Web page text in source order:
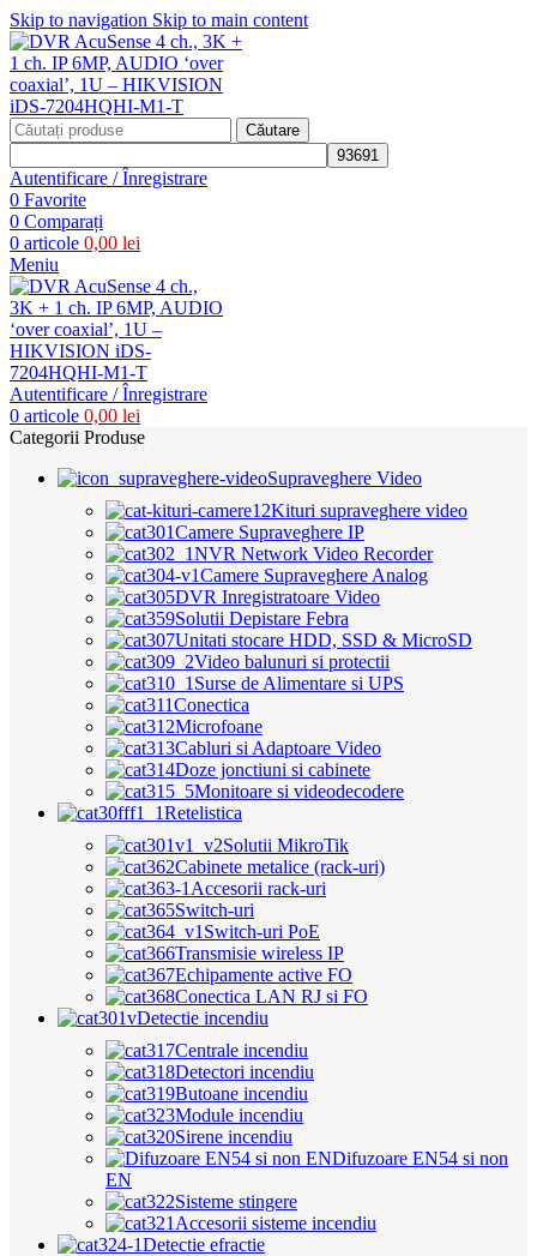
Skip to navigation Skip to main content
Căutare
Autentificare / Înregistrare
0 Favorite
0 Comparați
0 articole 0,00 lei
Meniu
Autentificare / Înregistrare
0 articole 0,00 lei
Categorii Produse
Supraveghere Video
Kituri supraveghere video
Camere Supraveghere IP
NVR Network Video Recorder
Camere Supraveghere Analog
DVR Inregistratoare Video
Solutii Depistare Febra
Unitati stocare HDD, SSD & MicroSD
Video balunuri si protectii
Surse de Alimentare si UPS
Conectica
Microfoane
Cabluri si Adaptoare Video
Doze jonctiuni si cabinete
Monitoare si videodecodere
Retelistica
Solutii MikroTik
Cabinete metalice (rack-uri)
Accesorii rack-uri
Switch-uri
Switch-uri PoE
Transmisie wireless IP
Echipamente active FO
Conectica LAN RJ si FO
Detectie incendiu
Centrale incendiu
Detectori incendiu
Butoane incendiu
Module incendiu
Sirene incendiu
Difuzoare EN54 si non
EN
Sisteme stingere
Accesorii sisteme incendiu
Detectie efractie